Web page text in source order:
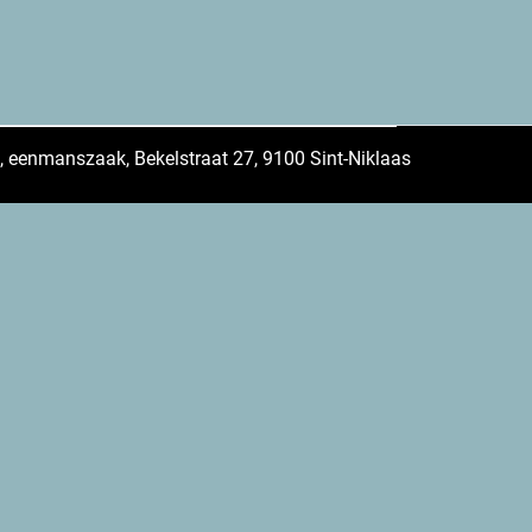
eenmanszaak, Bekelstraat 27, 9100 Sint-Niklaas